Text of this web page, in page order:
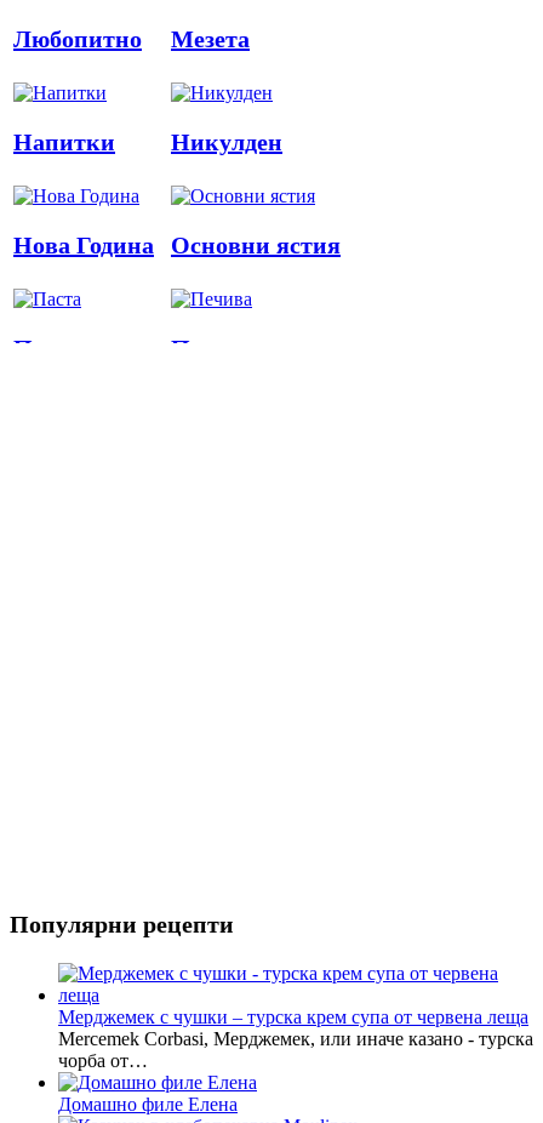
Любопитно Мезета
Напитки Никулден
Нова Година Основни ястия
Паста Печива
Популярни рецепти
Мерджемек с чушки – турска крем супа от червена леща
Mercemek Corbasi, Мерджемек, или иначе казано - турска
чорба от…
Домашно филе Елена